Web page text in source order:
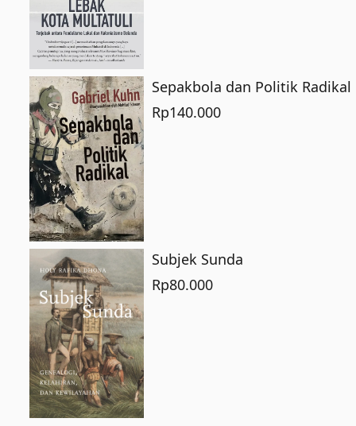
Sepakbola dan Politik Radikal
Rp140.000
Subjek Sunda
Rp80.000